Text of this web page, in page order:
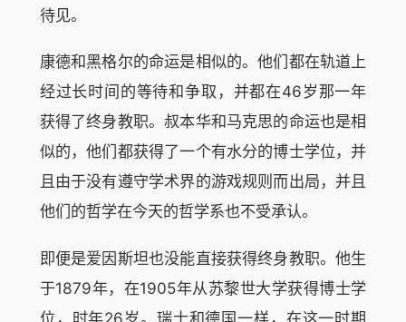
待见。
康德和黑格尔的命运是相似的。他们都在轨道上
经过长时间的等待和争取，并都在46岁那一年
获得了终身教职。叔本华和马克思的命运也是相
似的，他们都获得了一个有水分的博士学位，并
且由于没有遵守学术界的游戏规则而出局，并且
他们的哲学在今天的哲学系也不受承认。
即便是爱因斯坦也没能直接获得终身教职。他生
于1879年，在1905年从苏黎世大学获得博士学
位，时年26岁。瑞士和德国一样，在这一时期